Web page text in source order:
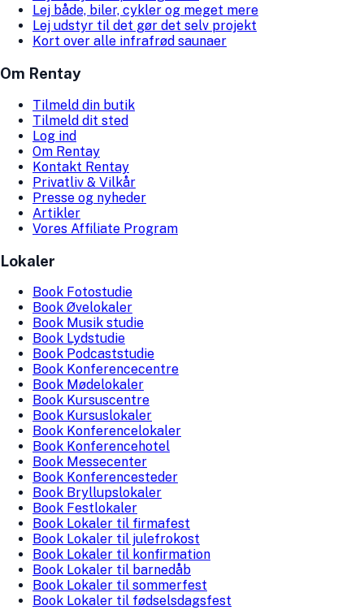
Lej både, biler, cykler og meget mere
Lej udstyr til det gør det selv projekt
Kort over alle infrafrød saunaer
Om Rentay
Tilmeld din butik
Tilmeld dit sted
Log ind
Om Rentay
Kontakt Rentay
Privatliv & Vilkår
Presse og nyheder
Artikler
Vores Affiliate Program
Lokaler
Book Fotostudie
Book Øvelokaler
Book Musik studie
Book Lydstudie
Book Podcaststudie
Book Konferencecentre
Book Mødelokaler
Book Kursuscentre
Book Kursuslokaler
Book Konferencelokaler
Book Konferencehotel
Book Messecenter
Book Konferencesteder
Book Bryllupslokaler
Book Festlokaler
Book Lokaler til firmafest
Book Lokaler til julefrokost
Book Lokaler til konfirmation
Book Lokaler til barnedåb
Book Lokaler til sommerfest
Book Lokaler til fødselsdagsfest